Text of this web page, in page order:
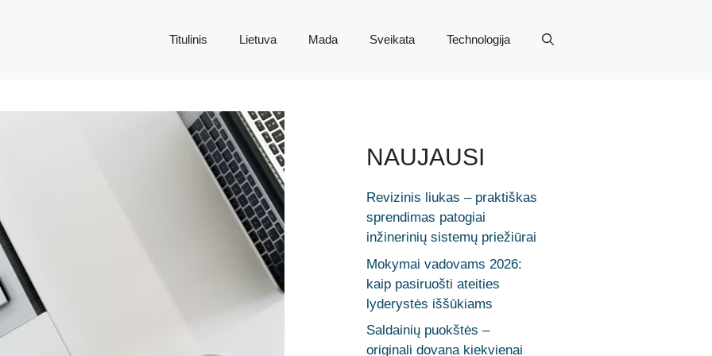
Titulinis Lietuva Mada Sveikata Technologija
NAUJAUSI
Revizinis liukas – praktiškas
sprendimas patogiai
inžinerinių sistemų priežiūrai
Mokymai vadovams 2026:
kaip pasiruošti ateities
lyderystės iššūkiams
Saldainių puokštės –
originali dovana kiekvienai